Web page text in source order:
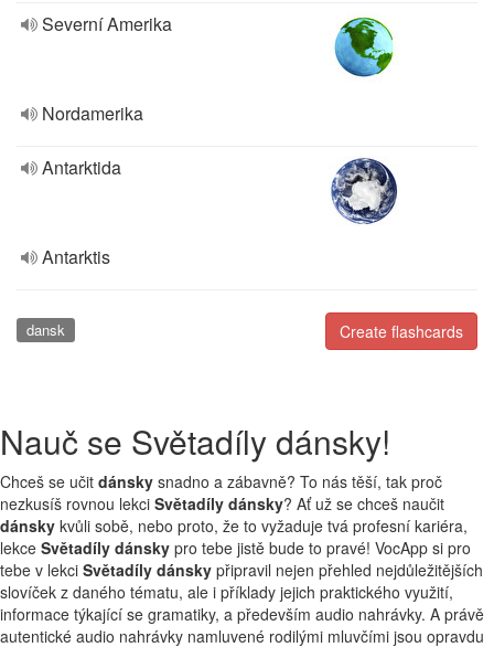
Severní Amerika
Nordamerika
Antarktida
Antarktis
Create flashcards
dansk
Nauč se Světadíly dánsky!
Chceš se učit dánsky snadno a zábavně? To nás těší, tak proč
nezkusíš rovnou lekci Světadíly dánsky? Ať už se chceš naučit
dánsky kvůli sobě, nebo proto, že to vyžaduje tvá profesní kariéra,
lekce Světadíly dánsky pro tebe jistě bude to pravé! VocApp si pro
tebe v lekci Světadíly dánsky připravil nejen přehled nejdůležitějších
slovíček z daného tématu, ale i příklady jejich praktického využití,
informace týkající se gramatiky, a především audio nahrávky. A právě
autentické audio nahrávky namluvené rodilými mluvčími jsou opravdu